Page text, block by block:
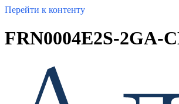
Перейти к контенту
FRN0004E2S-2GA-